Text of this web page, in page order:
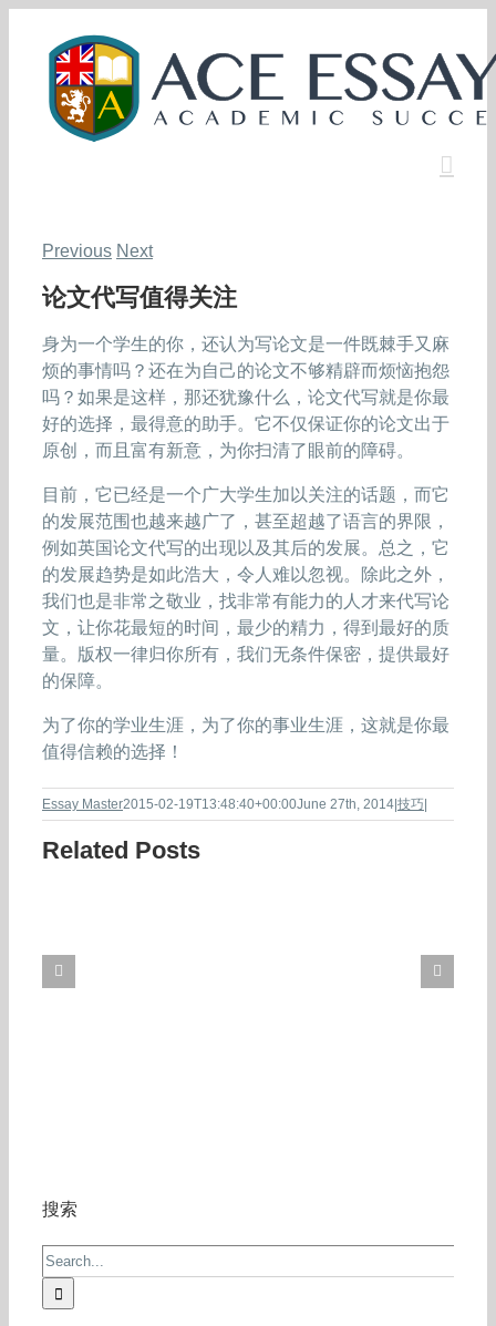
content
Previous Next
论文代写值得关注
身为一个学生的你，还认为写论文是一件既棘手又麻
烦的事情吗？还在为自己的论文不够精辟而烦恼抱怨
吗？如果是这样，那还犹豫什么，论文代写就是你最
好的选择，最得意的助手。它不仅保证你的论文出于
原创，而且富有新意，为你扫清了眼前的障碍。
目前，它已经是一个广大学生加以关注的话题，而它
的发展范围也越来越广了，甚至超越了语言的界限，
例如英国论文代写的出现以及其后的发展。总之，它
的发展趋势是如此浩大，令人难以忽视。除此之外，
我们也是非常之敬业，找非常有能力的人才来代写论
文，让你花最短的时间，最少的精力，得到最好的质
量。版权一律归你所有，我们无条件保密，提供最好
的保障。
为了你的学业生涯，为了你的事业生涯，这就是你最
值得信赖的选择！
Essay Master2015-02-19T13:48:40+00:00June 27th, 2014|技巧|
Related Posts
搜索
Search
for: